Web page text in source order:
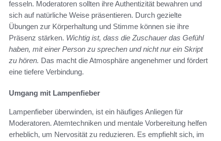
fesseln. Moderatoren sollten ihre Authentizität bewahren und
sich auf natürliche Weise präsentieren. Durch gezielte
Übungen zur Körperhaltung und Stimme können sie ihre
Präsenz stärken. Wichtig ist, dass die Zuschauer das Gefühl
haben, mit einer Person zu sprechen und nicht nur ein Skript
zu hören. Das macht die Atmosphäre angenehmer und fördert
eine tiefere Verbindung.
Umgang mit Lampenfieber
Lampenfieber überwinden, ist ein häufiges Anliegen für
Moderatoren. Atemtechniken und mentale Vorbereitung helfen
erheblich, um Nervosität zu reduzieren. Es empfiehlt sich, im